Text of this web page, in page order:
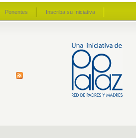
Ponentes Inscriba su Iniciativa